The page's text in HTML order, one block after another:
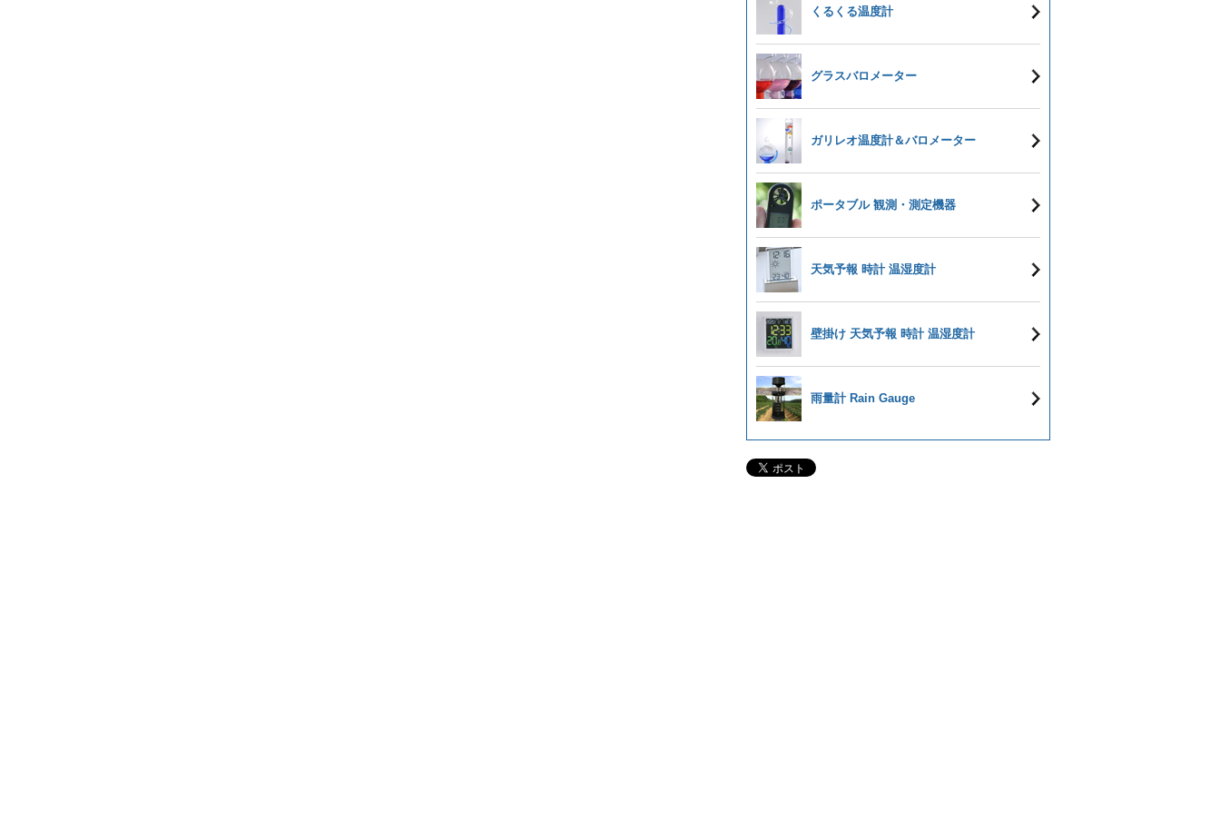
くるくる温度計
グラスバロメーター
ガリレオ温度計＆バロメーター
ポータブル 観測・測定機器
天気予報 時計 温湿度計
壁掛け 天気予報 時計 温湿度計
雨量計 Rain Gauge